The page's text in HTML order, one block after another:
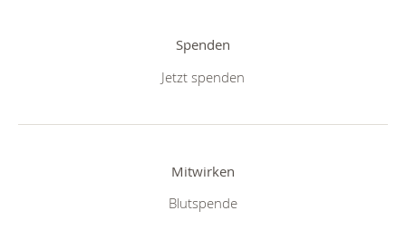
Spenden
Jetzt spenden
Mitwirken
Blutspende